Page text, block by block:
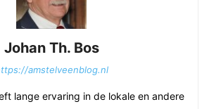
Johan Th. Bos
amstelveenblog.nl
lange ervaring in de lokale en andere